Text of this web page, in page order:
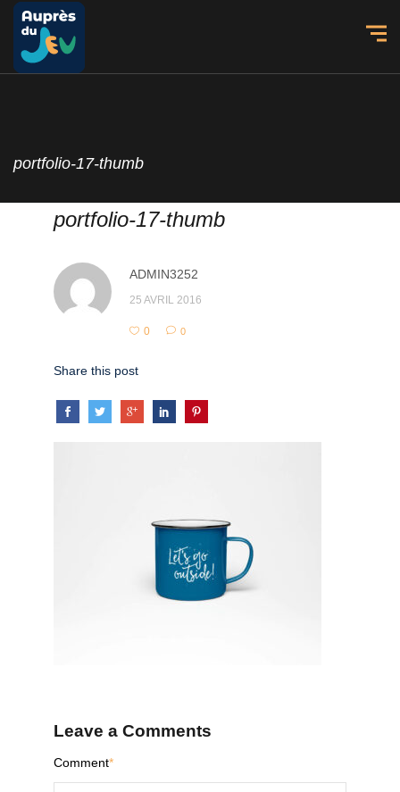
portfolio-17-thumb
portfolio-17-thumb
ADMIN3252
25 AVRIL 2016
0 0
Share this post
Leave a Comments
Comment*